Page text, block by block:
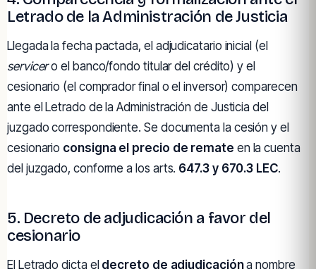
Letrado de la Administración de Justicia
Llegada la fecha pactada, el adjudicatario inicial (el
servicero el banco/fondo titular del crédito) y el
cesionario (el comprador final o el inversor) comparecen
ante el Letrado de la Administración de Justicia del
juzgado correspondiente. Se documenta la cesión y el
cesionario consigna el precio de remate en la cuenta
del juzgado, conforme a los arts. 647.3 y 670.3 LEC.
5. Decreto de adjudicación a favor del
cesionario
El Letrado dicta el decreto de adjudicacióna nombre